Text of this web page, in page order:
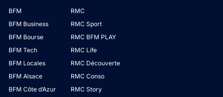
BFM
BFM Business
BFM Bourse
BFM Tech
BFM Locales
BFM Alsace
BFM Côte d’Azur
RMC
RMC Sport
RMC BFM PLAY
RMC Life
RMC Découverte
RMC Conso
RMC Story